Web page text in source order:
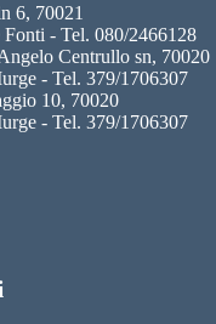
6, 70021
- Tel. 080/2466128
Centrullo sn, 70020
- Tel. 379/1706307
10, 70020
- Tel. 379/1706307